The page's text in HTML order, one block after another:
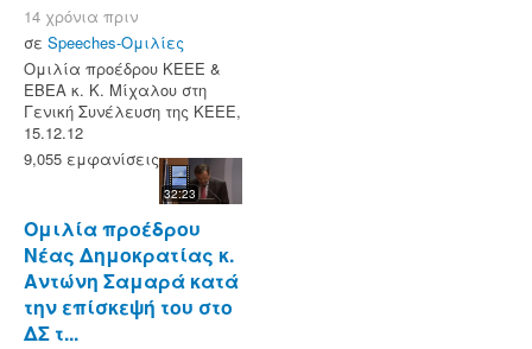
14 χρόνια πριν
σε Speeches-Ομιλίες
Ομιλία προέδρου ΚΕΕΕ &
ΕΒΕΑ κ. Κ. Μίχαλου στη
Γενική Συνέλευση της ΚΕΕΕ,
15.12.12
9,055 εμφανίσεις
32:23
Ομιλία προέδρου
Νέας Δημοκρατίας κ.
Αντώνη Σαμαρά κατά
την επίσκεψή του στο
ΔΣ τ...